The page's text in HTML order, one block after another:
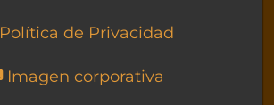
Política de Privacidad
Imagen corporativa